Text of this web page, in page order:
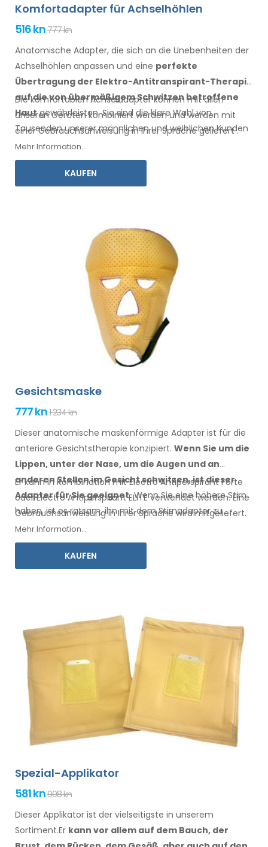
Komfortadapter für Achselhöhlen
516 kn777 kn
Anatomische Adapter, die sich an die Unebenheiten der
Achselhöhlen anpassen und eine perfekte
Übertragung der Elektro-Antitranspirant-Therapie
auf dievon übermäßigem Schwitzen betroffene
Haut gewährleisten. Sie sind die klare Wahl von
Tausenden unserer männlichenund weiblichenKunden
jedes Jahr.
Die komfortablenAchseladapterkönnen mitallen
unseren Geräten kombiniert werden und werden mit
einerGebrauchsanweisung in Ihrer Sprachegeliefert.
Mehr Information...
KAUFEN
Gesichtsmaske
777 kn1 234 kn
Dieser anatomische maskenförmige Adapter ist für die
anteriore Gesichtstherapie konzipiert. Wenn Sie um die
Lippen, unter der Nase, um die Augen und an
anderen Stellenim Gesichtschwitzen,istdieser
Adapter für Sie geeignet. WennSieeinehöhere Stirn
haben, ist es ratsam, ihnmit dem Stirnadapterzu
kombinieren.
Er kann in Kombination mit Electro Antiperspirant Forte
oder Electro Antiperspirant ELITE verwendet werden. Eine
Gebrauchsanweisung in IhrerSprache wird mitgeliefert.
Mehr Information...
KAUFEN
Spezial-Applikator
581 kn908 kn
Dieser Applikator ist der vielseitigste in unserem
Sortiment.Er kann vor allem auf dem Bauch, der